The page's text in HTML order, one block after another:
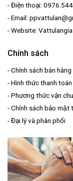
- Điện thoại:
- Email:
- Website:
Chính sách
-Chính sách bán hàng
-Hình thức thanh toán
-Phương thức vận
-Chính sách bảo mật
-Đại lý và phân phối